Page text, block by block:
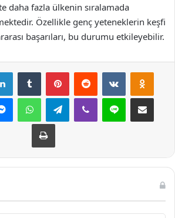
daha fazla ülkenin sıralamada
Özellikle genç yeteneklerin keşfi
başarıları, bu durumu etkileyebilir.
LinkedInTumblr PinterestReddit VKontakte
MessengerWhatsAppTelegramViber Line E-Posta ile
Yazdır